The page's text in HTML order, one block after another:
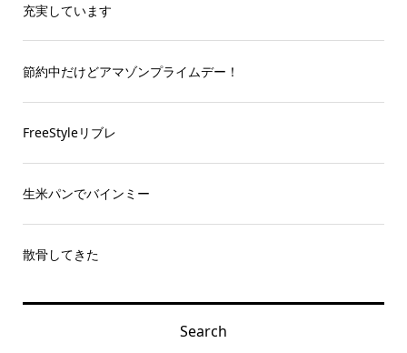
充実しています
節約中だけどアマゾンプライムデー！
FreeStyleリブレ
生米パンでバインミー
散骨してきた
Search